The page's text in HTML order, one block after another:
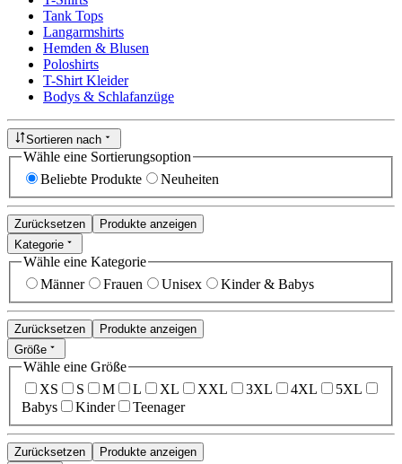
Tank Tops
Langarmshirts
Hemden & Blusen
Poloshirts
T-Shirt Kleider
Bodys & Schlafanzüge
Sortieren nach
Wähle eine Sortierungsoption
Beliebte Produkte
Neuheiten
Zurücksetzen
Produkte anzeigen
Kategorie
Wähle eine Kategorie
Männer
Frauen Unisex Kinder & Babys
Zurücksetzen
Produkte anzeigen
Größe
Wähle eine Größe
XS
S M L XL XXL 3XL 4XL
5XL
Babys
Kinder Teenager
Zurücksetzen
Produkte anzeigen